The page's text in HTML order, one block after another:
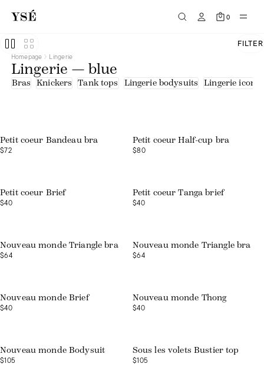
0
FILTER
Homepage Lingerie
Lingerie — blue
Bras Knickers Tank tops Lingerie bodysuits Lingerie icons
Petit coeur Bandeau bra
$72
Petit coeur Half-cup bra
$80
Petit coeur Brief
$40
Petit coeur Tanga brief
$40
Nouveau monde Triangle bra
$64
Nouveau monde Triangle bra
$64
Nouveau monde Brief
$40
Nouveau monde Thong
$40
Nouveau monde Bodysuit
$105
Sous les volets Bustier top
$105